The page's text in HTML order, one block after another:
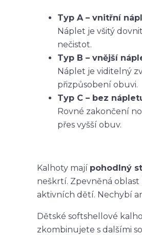
Typ A – vnitřní
Náplet je všitý
nečistot.
Typ B – vnější
Náplet je viditelný
přizpůsobení obuvi.
Typ C – bez
Rovné zakončení
přes vyšší obuv.
Kalhoty mají pohodlný
neškrtí. Zpevněná
aktivních dětí. Nechybí
Dětské softshellové
zkombinujete s dalšími